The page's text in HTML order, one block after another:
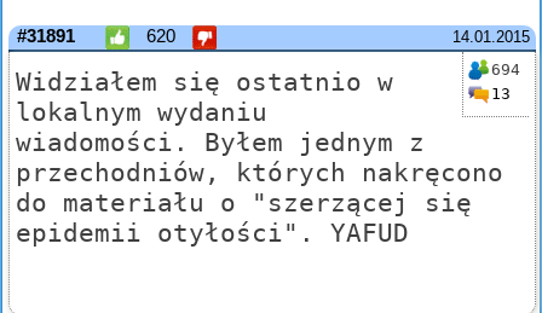
14.01.2015
#31891 620
694
13
Widziałem się ostatnio w
lokalnym wydaniu
wiadomości. Byłem jednym z
przechodniów, których nakręcono
do materiału o "szerzącej się
epidemii otyłości". YAFUD